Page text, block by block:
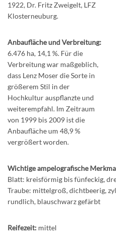
1922, Dr. Fritz Zweigelt, LFZ
Klosterneuburg.
Anbaufläche und Verbreitung:
6.476 ha, 14,1 %. Für die
Verbreitung war maßgeblich,
dass Lenz Moser die Sorte in
größerem Stil in der
Hochkultur auspflanzte und
weiterempfahl. Im Zeitraum
von 1999 bis 2009 ist die
Anbaufläche um 48,9 %
vergrößert worden.
Wichtige ampelografische
Blatt: kreisförmig bis fünfeckig,
Traube: mittelgroß, dichtbeerig,
rundlich, blauschwarz gefärbt
Reifezeit: mittel